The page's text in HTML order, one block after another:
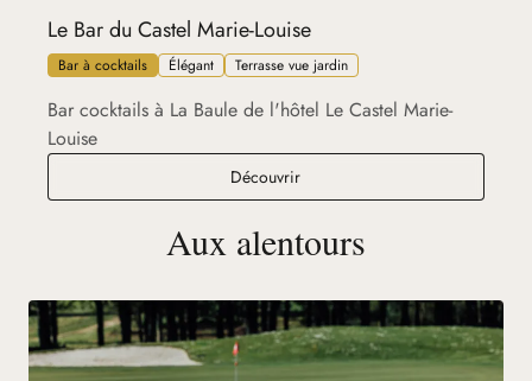
Le Bar du Castel Marie-Louise
Bar à cocktails Élégant Terrasse vue jardin
Bar cocktails à La Baule de l'hôtel Le Castel Marie-
Louise
DécouvrirLe Bar du Castel Marie-Louise
Aux alentours